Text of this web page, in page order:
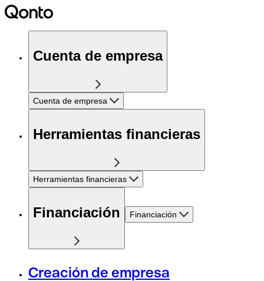
Cuenta de empresa
Cuenta de empresa
Herramientas financieras
Herramientas financieras
Financiación Financiación
Creación de empresa